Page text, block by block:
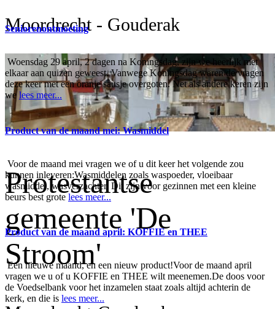
Moordrecht - Gouderak
Protestantse
gemeente 'De
Stroom'
Seniorenontmoeting
Woensdag 29 april, 2 dagen na Koningsdag, zijn we heerlijk met
elkaar aan quizen geweest. Vanwege Koningsdag waren de vragen
deze keer met een oranje sausje overgoten. Net als andere keren zijn
welees meer...
Product van de maand mei: Wasmiddel
Voor de maand mei vragen we of u dit keer het volgende zou
kunnen inleveren:Wasmiddelen zoals waspoeder, vloeibaar
wasmiddel, wasverzachter. Dit zijn voor gezinnen met een kleine
beurs best grote lees meer...
Product van de maand april: KOFFIE en THEE
Een nieuwe maand, en een nieuw product!Voor de maand april
vragen we u of u KOFFIE en THEE wilt meenemen.De doos voor
de Voedselbank voor het inzamelen staat zoals altijd achterin de
kerk, en die is lees meer...